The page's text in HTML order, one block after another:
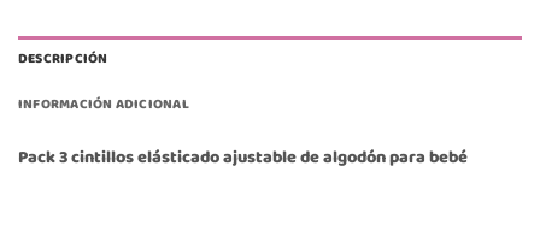
DESCRIPCIÓN
INFORMACIÓN ADICIONAL
Pack 3 cintillos elásticado ajustable de algodón para bebé